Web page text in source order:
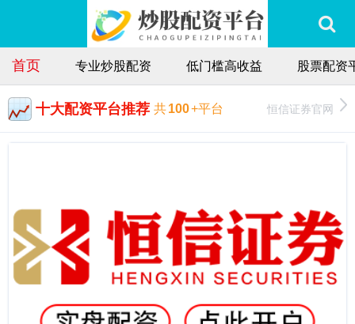
首页 专业炒股配资 低门槛高收益 股票配资
十大配资平台推荐 共100+平台 恒信证券官网